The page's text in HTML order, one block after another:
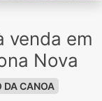
venda em
Nova
DA CANOA